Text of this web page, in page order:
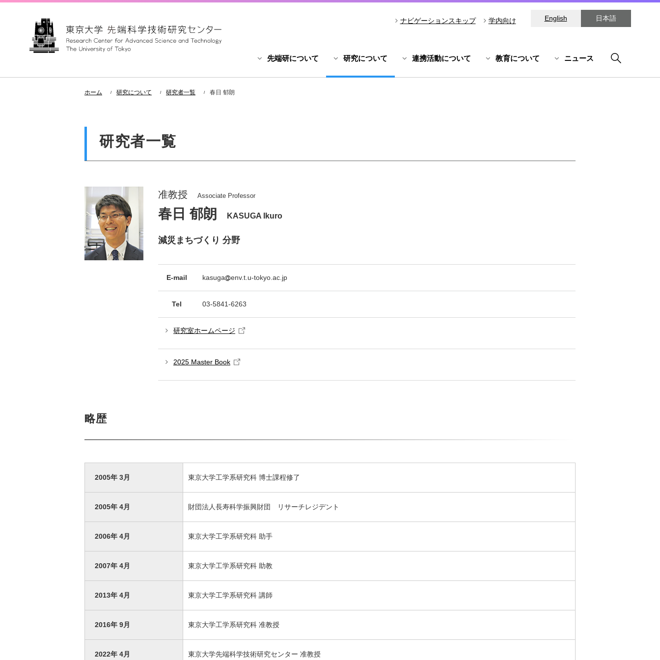
日本語
English
ナビゲーションスキップ 学内向け
先端研について 研究について 連携活動について 教育について ニュース
ホーム 研究について 研究者一覧 春日 郁朗
研究者一覧
准教授 Associate Professor
春日 郁朗 KASUGA Ikuro
減災まちづくり 分野
E-mail kasuga env.t.u-tokyo.ac.jp
Tel 03-5841-6263
研究室ホームページ
2025 Master Book
略歴
2005年 3月 東京大学工学系研究科 博士課程修了
2005年 4月 財団法人長寿科学振興財団 リサーチレジデント
2006年 4月 東京大学工学系研究科 助手
2007年 4月 東京大学工学系研究科 助教
2013年 4月 東京大学工学系研究科 講師
2016年 9月 東京大学工学系研究科 准教授
2022年 4月 東京大学先端科学技術研究センター 准教授